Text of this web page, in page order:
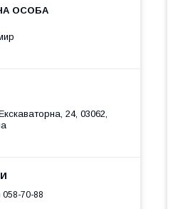
24, 03062,
058-70-88